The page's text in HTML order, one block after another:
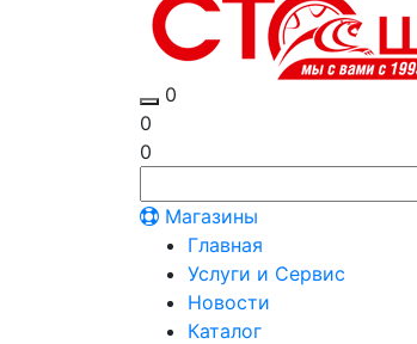
0
0
0
Магазины
Главная
Услуги и Сервис
Новости
Каталог